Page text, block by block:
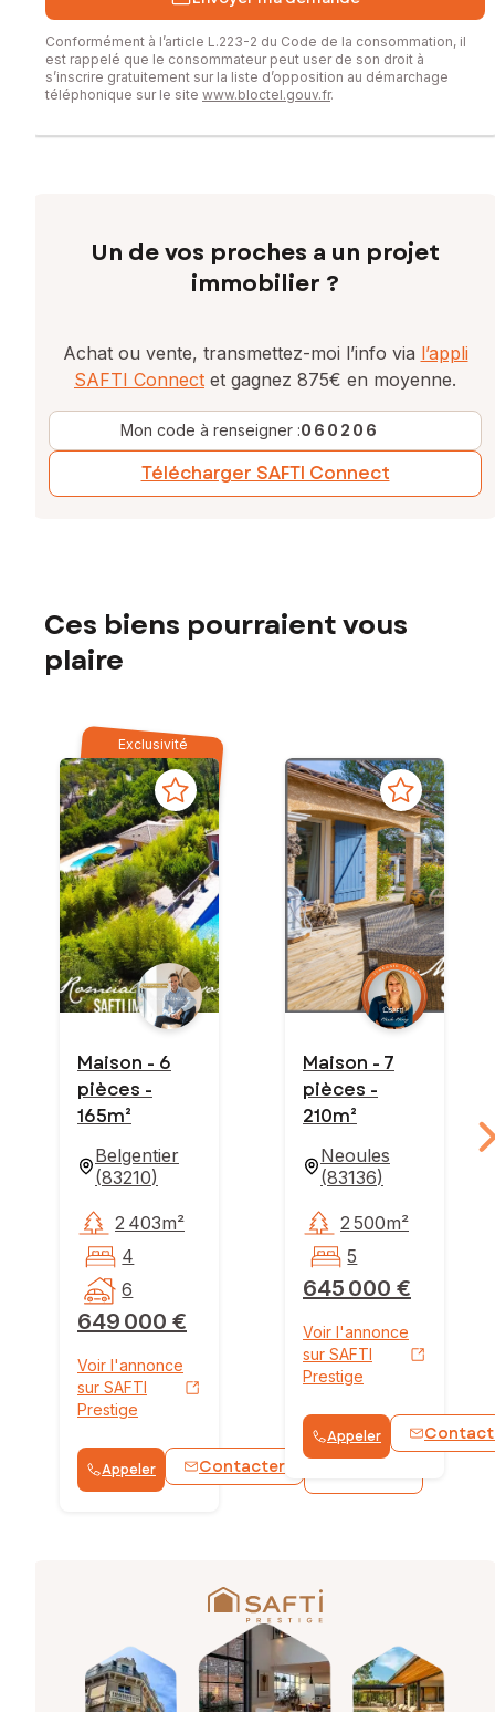
numéro 848 771 184
Conformément à l’article L.223-2 du Code de la consommation, il
est rappelé que le consommateur peut user de son droit à
s’inscrire gratuitement sur la liste d’opposition au démarchage
téléphonique sur le site www.bloctel.gouv.fr.
Un de vos proches a un projet
immobilier ?
Achat ou vente, transmettez-moi l’info via l’appli
SAFTI Connect et gagnez 875€ en moyenne.
Mon code à renseigner :060206
Télécharger SAFTI Connect
Ces biens pourraient vous
plaire
Exclusivité
Maison - 6
pièces -
165m²
Belgentier
(83210)
649 000 €
2 403m²
4
6
Voir l'annonce
sur SAFTI
Prestige
Appeler Contacter
Maison - 7
pièces -
210m²
Neoules
(83136)
645 000 €
2 500m²
5
Voir l'annonce
sur SAFTI
Prestige
Appeler